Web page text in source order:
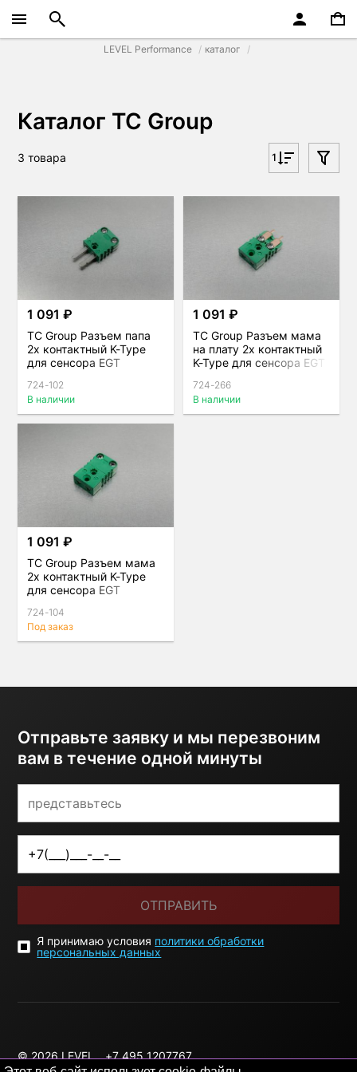
LEVEL Performance каталог
Каталог TC Group
3 товара 1
1 091 ₽
TC Group Разъем папа
2х контактный K-Type
для сенсора EGT
724-102
В наличии
1 091 ₽
TC Group Разъем мама
на плату 2х контактный
K-Type для сенсора EGT
724-266
В наличии
1 091 ₽
TC Group Разъем мама
2х контактный K-Type
для сенсора EGT
724-104
Под заказ
Отправьте заявку и мы перезвоним
вам в течение одной минуты
ОТПРАВИТЬ
Я принимаю условия политики обработки
персональных данных
© 2026 LEVEL+7 495 1207767